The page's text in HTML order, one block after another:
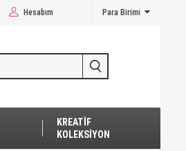
Hesabım Para Birimi
KREATİF
KOLEKSİYON